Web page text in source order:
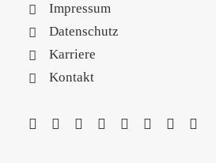
Impressum
Datenschutz
Karriere
Kontakt